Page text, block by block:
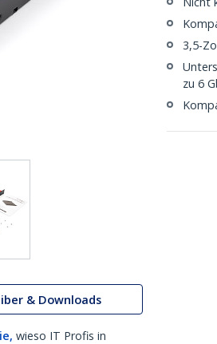
& Downloads
wieso IT Profis in
3,5-
zu 6